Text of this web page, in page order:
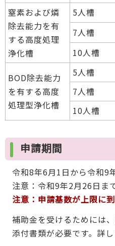
窒素および燐
除去能力を有
する高度処理
浄化槽
5人槽
7人槽
10人槽
BOD除去能力
を有する高度
処理型浄化槽
5人槽
7人槽
10人槽
申請期間
令和8年6月1日から令和9
注意：令和9年2月26日ま
注意：申請基数が上限に到
補助金を受けるためには
添付書類が必要です。詳